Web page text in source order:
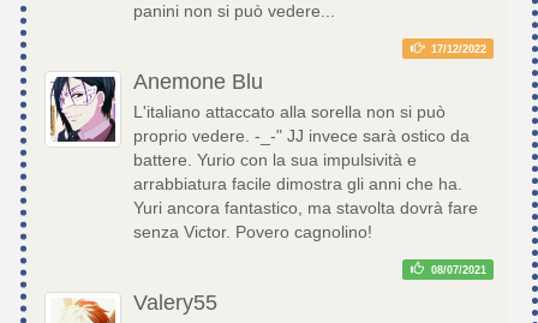
panini non si può vedere...
17/12/2022
Anemone Blu
L'italiano attaccato alla sorella non si può
proprio vedere. -_-" JJ invece sarà ostico da
battere. Yurio con la sua impulsività e
arrabbiatura facile dimostra gli anni che ha.
Yuri ancora fantastico, ma stavolta dovrà fare
senza Victor. Povero cagnolino!
08/07/2021
Valery55